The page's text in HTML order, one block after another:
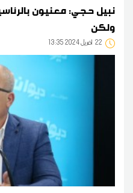
نبيل حجي: معنيون
ولكن
22 13:35 2024 أفريل